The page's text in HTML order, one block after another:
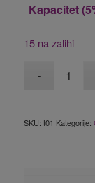
Kapacitet
15 na zalihi
SKU: t01 Kategorije: